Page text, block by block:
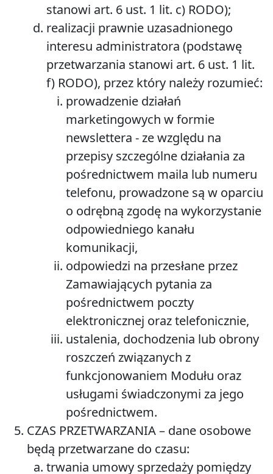
stanowi art. 6 ust. 1 lit. c) RODO);
realizacji prawnie uzasadnionego
interesu administratora (podstawę
przetwarzania stanowi art. 6 ust. 1 lit.
f) RODO), przez który należy rozumieć:
prowadzenie działań
marketingowych w formie
newslettera - ze względu na
przepisy szczególne działania za
pośrednictwem maila lub numeru
telefonu, prowadzone są w oparciu
o odrębną zgodę na wykorzystanie
odpowiedniego kanału
komunikacji,
odpowiedzi na przesłane przez
Zamawiających pytania za
pośrednictwem poczty
elektronicznej oraz telefonicznie,
ustalenia, dochodzenia lub obrony
roszczeń związanych z
funkcjonowaniem Modułu oraz
usługami świadczonymi za jego
pośrednictwem.
CZAS PRZETWARZANIA– dane osobowe
będą przetwarzane do czasu:
trwania umowy sprzedaży pomiędzy